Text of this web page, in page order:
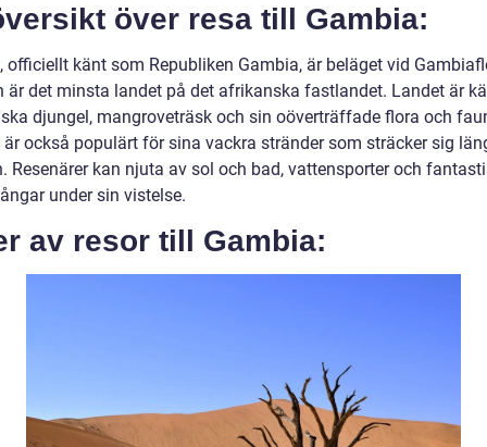
över resa till Gambia:
officiellt känt som Republiken Gambia, är beläget vid
är det minsta landet på det afrikanska fastlandet. Landet är
djungel, mangroveträsk och sin oöverträffade flora och
också populärt för sina vackra stränder som sträcker sig
Resenärer kan njuta av sol och bad, vattensporter och
under sin vistelse.
av resor till Gambia: